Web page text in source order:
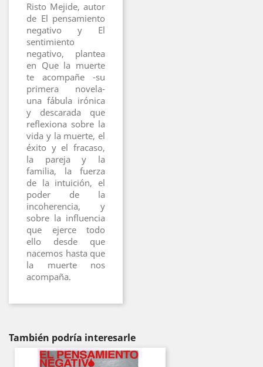
Risto Mejide, autor
de El pensamiento
negativo y El
sentimiento
negativo, plantea
en Que la muerte
te acompañe -su
primera novela-
una fábula irónica
y descarada que
reflexiona sobre la
vida y la muerte, el
éxito y el fracaso,
la pareja y la
familia, la fuerza
de la intuición, el
poder de la
incoherencia, y
sobre la influencia
que ejerce todo
ello desde que
nacemos hasta que
la muerte nos
acompaña.
También podría interesarle